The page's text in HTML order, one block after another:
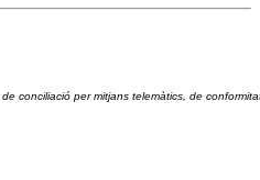
per mitjans telemàtics, de